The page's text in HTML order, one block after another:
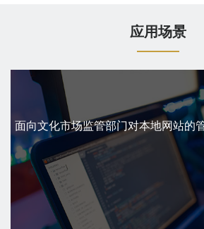
应用场景
面向文化市场监管部门对本地网站的